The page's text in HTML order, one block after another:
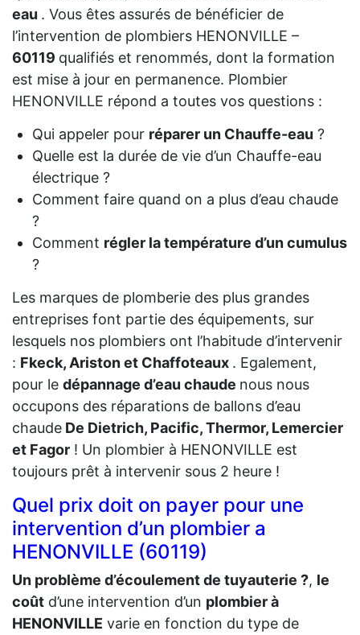
eau . Vous êtes assurés de bénéficier de
l’intervention de plombiers HENONVILLE –
60119 qualifiés et renommés, dont la formation
est mise à jour en permanence. Plombier
HENONVILLE répond a toutes vos questions :
Qui appeler pour réparer un Chauffe-eau ?
Quelle est la durée de vie d’un Chauffe-eau
électrique ?
Comment faire quand on a plus d’eau chaude
?
Comment régler la température d’un cumulus
?
Les marques de plomberie des plus grandes
entreprises font partie des équipements, sur
lesquels nos plombiers ont l’habitude d’intervenir
: Fkeck, Ariston et Chaffoteaux . Egalement,
pour le dépannage d’eau chaude nous nous
occupons des réparations de ballons d’eau
chaude De Dietrich, Pacific, Thermor, Lemercier
et Fagor ! Un plombier à HENONVILLE est
toujours prêt à intervenir sous 2 heure !
Quel prix doit on payer pour une
intervention d’un plombier a
HENONVILLE (60119)
Un problème d’écoulement de tuyauterie ?, le
coût d’une intervention d’un plombier à
HENONVILLE varie en fonction du type de